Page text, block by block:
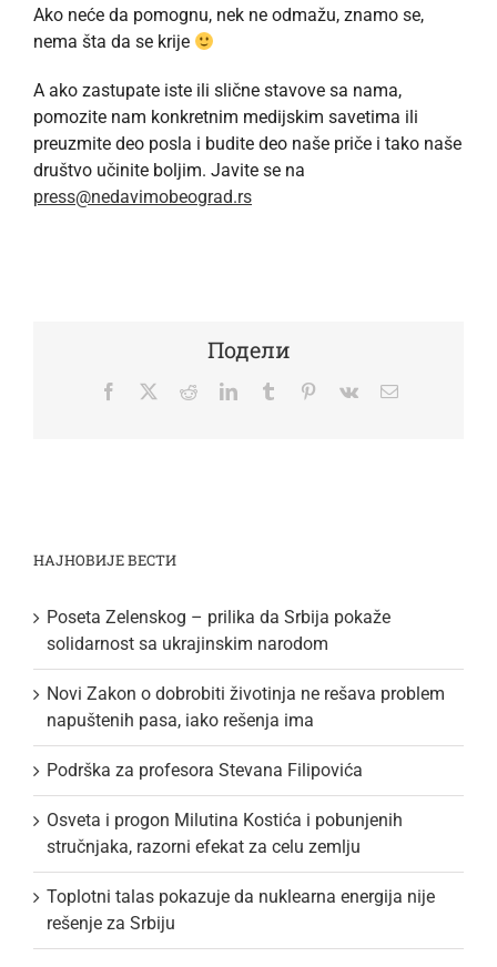
Ako neće da pomognu, nek ne odmažu, znamo se,
nema šta da se krije
A ako zastupate iste ili slične stavove sa nama,
pomozite nam konkretnim medijskim savetima ili
preuzmite deo posla i budite deo naše priče i tako naše
društvo učinite boljim. Javite se na
press@nedavimobeograd.rs
Подели
Facebook
TwitterRedditLinkedInTumblr Pinterest
Vk Email
НАЈНОВИЈЕ ВЕСТИ
Poseta Zelenskog – prilika da Srbija pokaže
solidarnost sa ukrajinskim narodom
Novi Zakon o dobrobiti životinja ne rešava problem
napuštenih pasa, iako rešenja ima
Podrška za profesora Stevana Filipovića
Osveta i progon Milutina Kostića i pobunjenih
stručnjaka, razorni efekat za celu zemlju
Toplotni talas pokazuje da nuklearna energija nije
rešenje za Srbiju